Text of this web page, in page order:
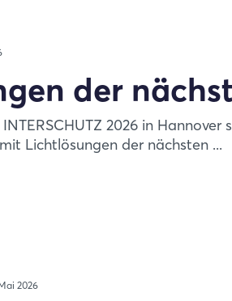
der
2026 in
Lichtlösungen der nächsten ...
2026